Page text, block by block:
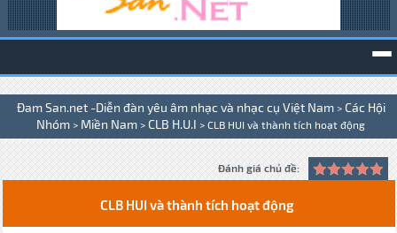
Đam San.net -Diễn đàn yêu âm nhạc và nhạc cụ Việt Nam > Các Hội
Nhóm > Miền Nam > CLB H.U.I > CLB HUI và thành tích hoạt động
Đánh giá chủ đề:
CLB HUI và thành tích hoạt động